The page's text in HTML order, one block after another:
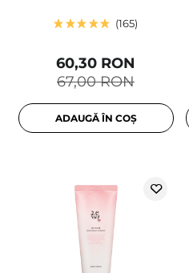
165
67,00 RON
60,30 RON
ADAUGĂ ÎN COȘ